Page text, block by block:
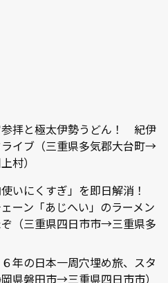
拝と極太伊勢うどん！ 紀伊
イブ（三重県多気郡大台町→
村）
いにくすぎ」を即日解消！
ーン「あじへい」のラーメン
（三重県四日市市→三重県多
年の日本一周穴埋め旅、スタ
県磐田市→三重県四日市市）